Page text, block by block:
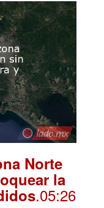
Norte
la
.05:26